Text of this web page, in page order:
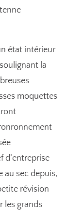
état intérieur
la
moquettes
d’entreprise
au sec depuis,
révision
les grands